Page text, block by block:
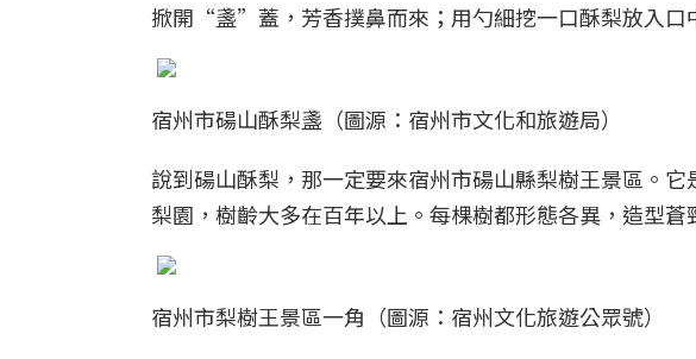
掀開“盞”蓋，芳香撲鼻而來；用勺細挖一口酥梨放入口
宿州市碭山酥梨盞（圖源：宿州市文化和旅遊局）
說到碭山酥梨，那一定要來宿州市碭山縣梨樹王景區。
梨園，樹齡大多在百年以上。每棵樹都形態各異，造型蒼
宿州市梨樹王景區一角（圖源：宿州文化旅遊公眾號）